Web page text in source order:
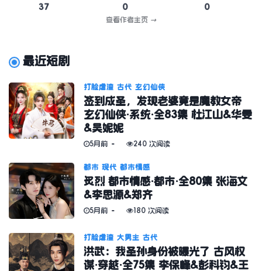
37
0
0
查看作者主页 →
最近短剧
打脸虐渣 古代 玄幻仙侠
签到成圣，发现老婆竟是魔教女帝
玄幻仙侠·系统·全83集 杜江山&华雯
&吴妮妮
5月前 240 次阅读
都市 现代 都市情感
炙烈 都市情感·都市·全80集 张海文
&李思源&郑齐
5月前 180 次阅读
打脸虐渣 大男主 古代
洪武：我圣孙身份被曝光了 古风权
谋·穿越·全75集 李保峰&彭科钧&王